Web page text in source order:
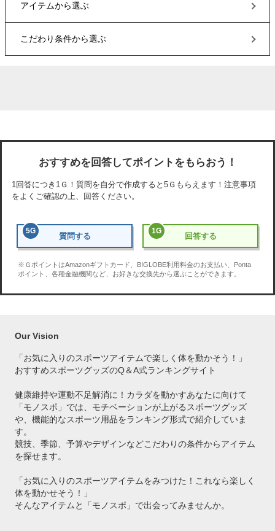
アイテムから選ぶ
こだわり条件から選ぶ
おすすめを回答してポイントをもらおう！
1回答につき 1Ｇ ！質問を自分で作成すると 5Ｇ もらえます！注意事項
をよくご確認の上、回答ください。
5G
質問する
1G
回答する
※ＧポイントはAmazonギフトカード、BIGLOBE利用料金のお支払い、Ponta
ポイント、各種金融機関など、お好きな交換先から選ぶことができます。
Our Vision
「お気に入りのスポーツアイテムで楽しく体を動かそう！」
おすすめスポーツグッズのQ＆A式ランキングサイト
健康維持や運動不足解消に！カラダを動かすあなたに向けて
「モノスポ」では、モチベーションが上がるスポーツグッズ
や、機能的なスポーツ用品をランキング形式で紹介していま
す。
競技、季節、予算やデザインなどこだわりの条件からアイテム
を探せます。
「お気に入りのスポーツアイテムをみつけた！これなら楽しく
体を動かせそう！」
そんなアイテムと「モノスポ」で出会ってみませんか。